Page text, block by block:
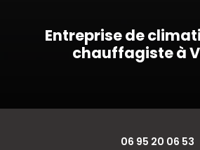
Entreprise de
chauffagiste à
06 95 20 06 53